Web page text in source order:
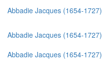
Abbadie Jacques (1654-1727)
Abbadie Jacques (1654-1727)
Abbadie Jacques (1654-1727)